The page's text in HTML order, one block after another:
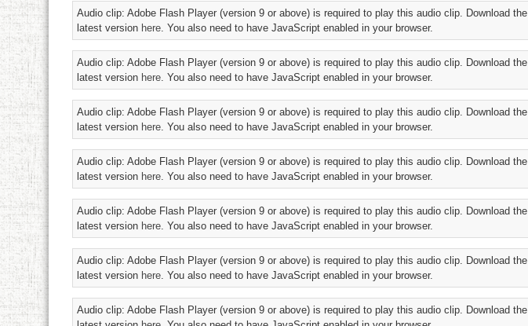
Audio clip: Adobe Flash Player (version 9 or above) is required to play this audio clip. Download the
latest version here . You also need to have JavaScript enabled in your browser.
Audio clip: Adobe Flash Player (version 9 or above) is required to play this audio clip. Download the
latest version here . You also need to have JavaScript enabled in your browser.
Audio clip: Adobe Flash Player (version 9 or above) is required to play this audio clip. Download the
latest version here . You also need to have JavaScript enabled in your browser.
Audio clip: Adobe Flash Player (version 9 or above) is required to play this audio clip. Download the
latest version here . You also need to have JavaScript enabled in your browser.
Audio clip: Adobe Flash Player (version 9 or above) is required to play this audio clip. Download the
latest version here . You also need to have JavaScript enabled in your browser.
Audio clip: Adobe Flash Player (version 9 or above) is required to play this audio clip. Download the
latest version here . You also need to have JavaScript enabled in your browser.
Audio clip: Adobe Flash Player (version 9 or above) is required to play this audio clip. Download the